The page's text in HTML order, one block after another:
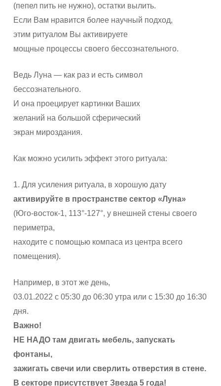
(пепел пить не нужно), остатки вылить.
Если Вам нравится более научный подход,
этим ритуалом Вы активируете
мощные процессы своего бессознательного.
Ведь Луна — как раз и есть символ
бессознательного.
И она проецирует картинки Ваших
желаний на большой сферический
экран мироздания.
Как можно усилить эффект этого ритуала:
1. Для усиления ритуала, в хорошую дату
активируйте в пространстве сектор «Луна»
(Юго-восток-1, 113°-127°, у внешней стены своего
периметра,
находите с помощью компаса из центра всего
помещения).
Например, в этот же день,
03.01.2022 с 05:30 до 06:30 утра или с 15:30 до 16:30
дня.
Важно!
НЕ НАДО там двигать мебель, запускать
фонтаны,
зажигать свечи или сверлить отверстия в стене.
В секторе присутствует Звезда 5 года!